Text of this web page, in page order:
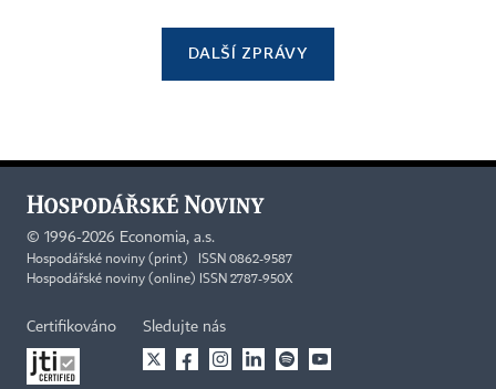
DALŠÍ ZPRÁVY
© 1996-2026 Economia, a.s.
Hospodářské noviny (print) ISSN 0862-9587
Hospodářské noviny (online) ISSN 2787-950X
Certifikováno Sledujte nás